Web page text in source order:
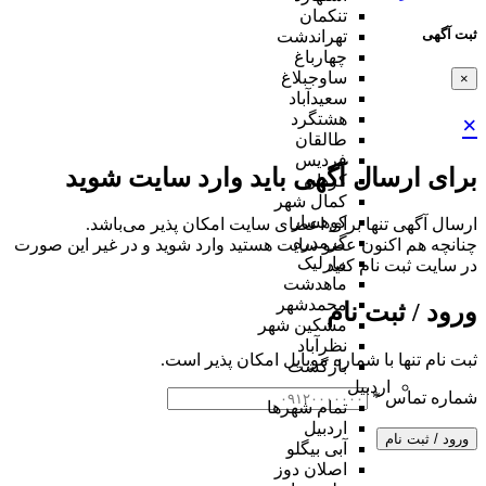
ثبت آگهی
×
×
برای ارسال آگهی باید وارد سایت شوید
ارسال آگهی تنها برای اعضای سایت امکان پذیر می‌باشد.
چنانچه هم‌ اکنون عضو سایت هستید وارد شوید و در غیر این صورت
در سایت ثبت نام کنید
ورود / ثبت نام
ثبت نام تنها با شماره موبایل امکان پذیر است.
شماره تماس*
ورود / ثبت نام
تنکمان
تهراندشت
چهارباغ
ساوجبلاغ
سعیدآباد
هشتگرد
طالقان
فردیس
کردان
کمال شهر
کوهسار
گرمدره
مارلیک
ماهدشت
محمدشهر
مشکین شهر
نظرآباد
بازگشت
اردبیل
تمام شهر‌ها
اردبیل
آبی بیگلو
اصلان دوز